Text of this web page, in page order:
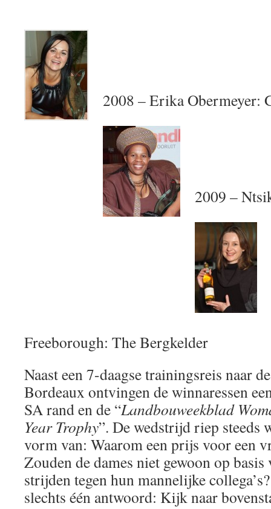
2008 – Erika Obermeyer:
2009 –
Freeborough: The Bergkelder
Naast een 7-daagse trainingsreis naar
Bordeaux ontvingen de winnaressen
SA rand en de “Landbouweekblad
Year Trophy”. De wedstrijd riep steeds
vorm van: Waarom een ​​prijs voor een
Zouden de dames niet gewoon op
strijden tegen hun mannelijke
slechts één antwoord: Kijk naar